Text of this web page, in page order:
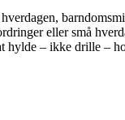
eller små
hylde – ikke drille –